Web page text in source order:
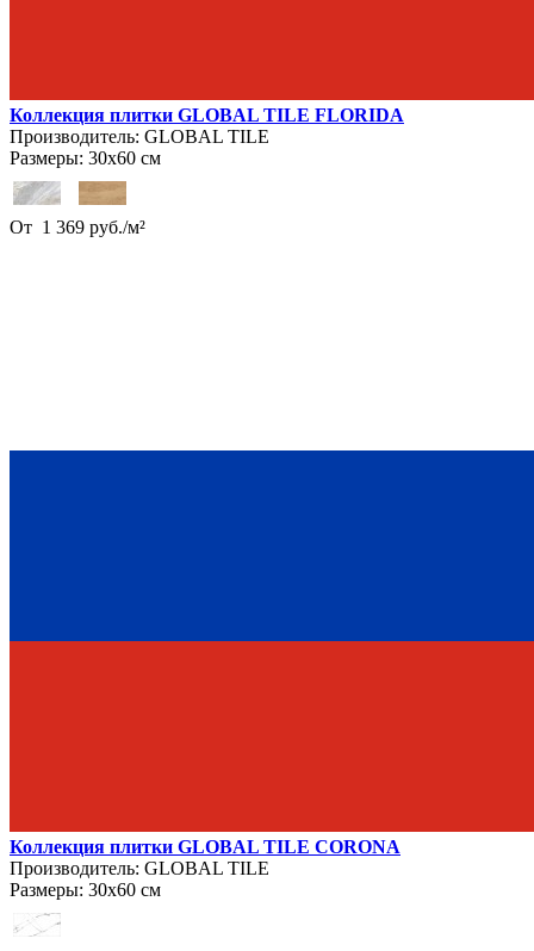
Коллекция плитки GLOBAL TILE FLORIDA
Производитель: GLOBAL TILE
Размеры: 30х60 см
От 1 369 руб./м²
Коллекция плитки GLOBAL TILE CORONA
Производитель: GLOBAL TILE
Размеры: 30х60 см